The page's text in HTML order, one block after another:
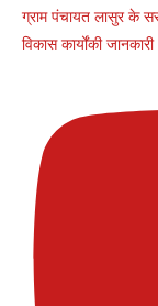
ग्राम पंचायत लासुर के
विकास कार्योंकी जानकारी